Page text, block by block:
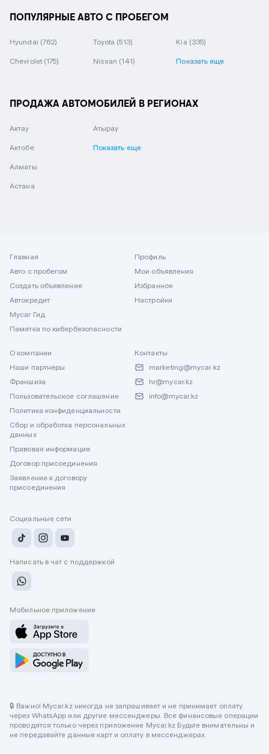
ПОПУЛЯРНЫЕ АВТО С ПРОБЕГОМ
Hyundai (762) Toyota (513) Kia (335)
Chevrolet (175) Nissan (141) Показать еще
ПРОДАЖА АВТОМОБИЛЕЙ В РЕГИОНАХ
Актау
Актобе
Алматы
Астана
Атырау
Показать еще
Главная
Авто с пробегом
Создать объявление
Автокредит
Mycar Гид
Памятка по кибербезопасности
Профиль
Мои объявления
Избранное
Настройки
О компании
Наши партнеры
Франшиза
Пользовательское соглашение
Политика конфиденциальности
Сбор и обработка персональных
данных
Правовая информация
Договор присоединения
Заявление к договору
присоединения
Контакты
marketing@mycar.kz
hr@mycar.kz
info@mycar.kz
Социальные сети
Написать в чат с поддержкой
Мобильное приложение
🔒 Важно! Mycar.kz никогда не запрашивает и не принимает оплату
через WhatsApp или другие мессенджеры. Все финансовые операции
проводятся только через приложение Mycar.kz Будьте внимательны и
не передавайте данные карт и оплату в мессенджерах.